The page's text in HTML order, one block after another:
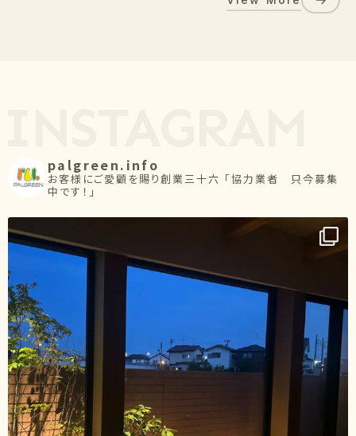
palgreen.info
お客様にご愛顧を賜り創業三十六 「協力業者 只今募集
中です！」